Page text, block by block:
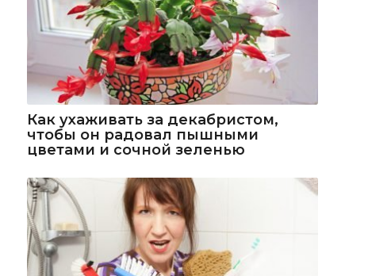
Как ухаживать за декабристом,
чтобы он радовал пышными
цветами и сочной зеленью